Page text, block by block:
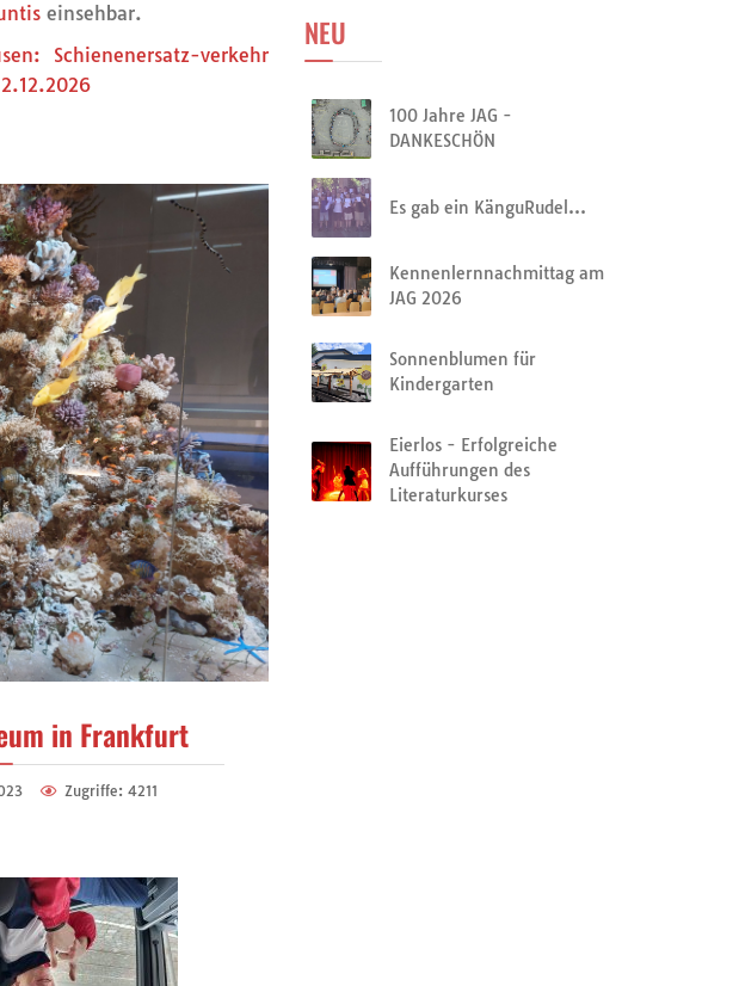
einsehbar.
Schienenersatz-verkehr
in Frankfurt
Zugriffe: 4211
NEU
100 Jahre JAG -
DANKESCHÖN
Es gab ein KänguRudel…
Kennenlernnachmittag am
JAG 2026
Sonnenblumen für
Kindergarten
Eierlos - Erfolgreiche
Aufführungen des
Literaturkurses